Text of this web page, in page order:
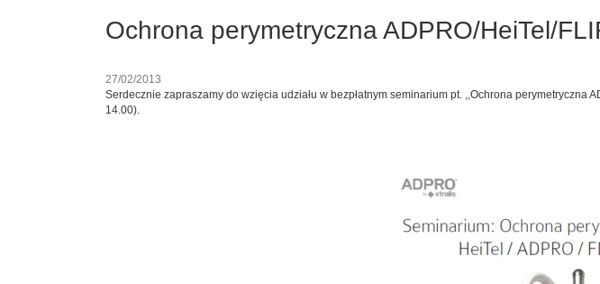
Ochrona perymetryczna ADPRO/HeiTel/
27/02/2013
Serdecznie zapraszamy do wzięcia udziału w bezpłatnym seminarium pt. ,,Ochrona perymetryczna
14.00).